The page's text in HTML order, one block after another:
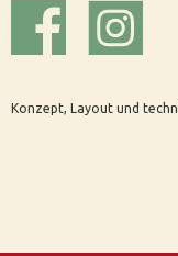
Konzept, Layout und